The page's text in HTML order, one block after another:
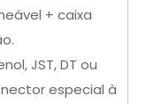
+ caixa
JST, DT ou
especial à